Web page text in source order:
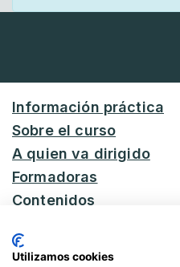
Información práctica
Sobre el curso
A quien va dirigido
Formadoras
Contenidos
Utilizamos cookies